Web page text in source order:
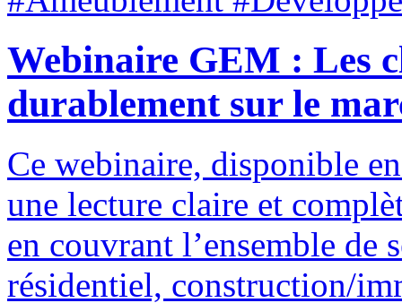
Webinaire GEM : Les
durablement sur le
Ce webinaire, disponible
une lecture claire et
en couvrant l’ensemble de
résidentiel, construction/